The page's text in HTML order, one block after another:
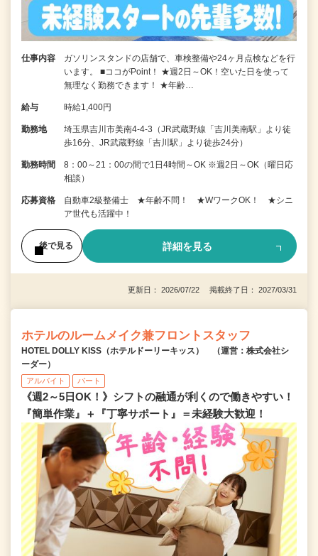
仕事内容
ガソリンスタンドの店舗で、車検整備や24ヶ月点検などを行
います。 ■ココがPoint！ ★週2日～OK！空いた日を使って
無理なく勤務できます！ ★年齢…
給与 時給1,400円
勤務地
埼玉県吉川市美南4-4-3（JR武蔵野線「吉川美南駅」より徒
歩16分、JR武蔵野線「吉川駅」より徒歩24分）
勤務時間
8：00～21：00の間で1日4時間～OK ※週2日～OK（曜日応
相談）
応募資格
自動車2級整備士 ★年齢不問！ ★WワークOK！ ★シニ
ア世代も活躍中！
後で見る 詳細を見る
更新日： 2026/07/22 掲載終了日： 2027/03/31
ホテルのルームメイク兼フロントスタッフ
HOTEL DOLLY KISS（ホテルドーリーキッス） （運営：株式会社シ
ーダー）
アルバイト パート
《週2～5日OK！》シフトの融通が利くので働きやすい！
『簡単作業』＋『丁寧サポート』＝未経験大歓迎！